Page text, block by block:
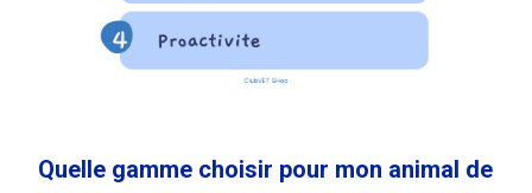
Quelle gamme choisir pour mon animal de